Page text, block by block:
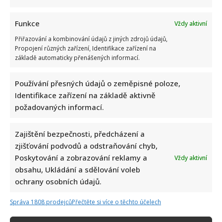
Funkce
Vždy aktivní
Přiřazování a kombinování údajů z jiných zdrojů údajů,
Propojení různých zařízení, Identifikace zařízení na
základě automaticky přenášených informací.
Používání přesných údajů o zeměpisné poloze,
Identifikace zařízení na základě aktivně
požadovaných informací.
Zajištění bezpečnosti, předcházení a
zjišťování podvodů a odstraňování chyb,
Poskytování a zobrazování reklamy a
obsahu, Ukládání a sdělování voleb
ochrany osobních údajů.
Vždy aktivní
Správa 1808 prodejcůPřečtěte si více o těchto účelech
Mareš
přiznal,
že
s
Nikolou
už
Co dělá Václav Moravec po odchodu z ČT: Založil si
novou firmu a chce jít vlastní cestou
Iveta Kohoutová 23. 4. 2026
Václav Moravec plánuje vlastní mediální projekty a už
kvůli tomu založil novou společnost. Jeho další kroky
ale...
about
dělá